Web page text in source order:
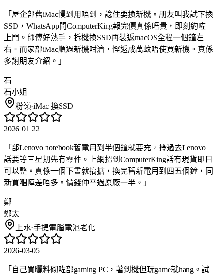
「 屋企部舊iMac慢到用唔到，諗住要換新機。朋友叫我試下換
SSD，WhatsApp問ComputerKing報完價真係唔貴，即刻約咗
上門。師傅好熟手，拆機換SSD再裝返macOS全程一個鐘左
右。而家部iMac順過新機咁濟，慳返成萬蚊唔使買新機。真係
多謝朋友介紹。 」
石
石小姐
粉嶺·iMac 換SSD
2026-01-22
「 部Lenovo notebook舊電用到半個鐘就要充，拎過去Lenovo
話要等三星期先有零件。上網搵到ComputerKing話有現貨即日
可以整。真係一個下晝就搞掂，換完舊新電用到四五個鐘，同
新買嗰陣差唔多。價錢仲平過原廠一半。 」
鄭
鄭太
上水·手提電腦電池老化
2026-03-05
「 自己買曬料砌咗部gaming PC，著到機但玩game就hang。試